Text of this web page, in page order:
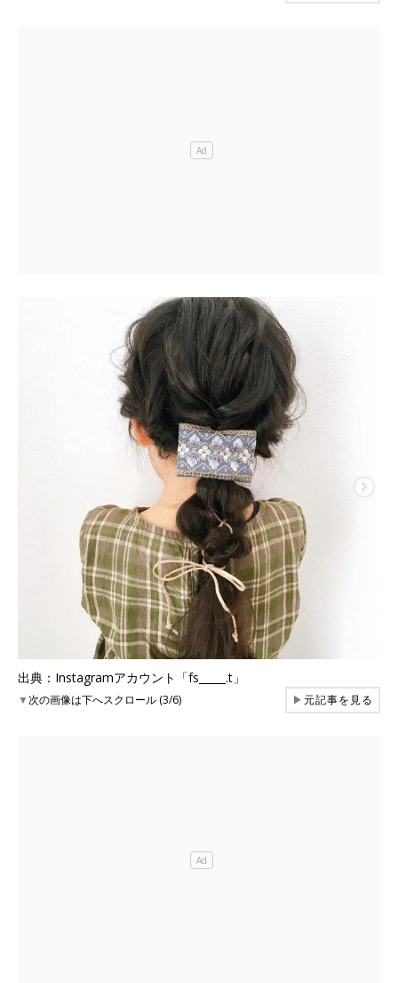
出典：Instagramアカウント「fs_____.t」
▼次の画像は下へスクロール (3/6) ▶元記事を見る